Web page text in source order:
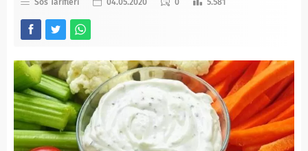
Sos Tarifleri 04.05.2020 0 5.581